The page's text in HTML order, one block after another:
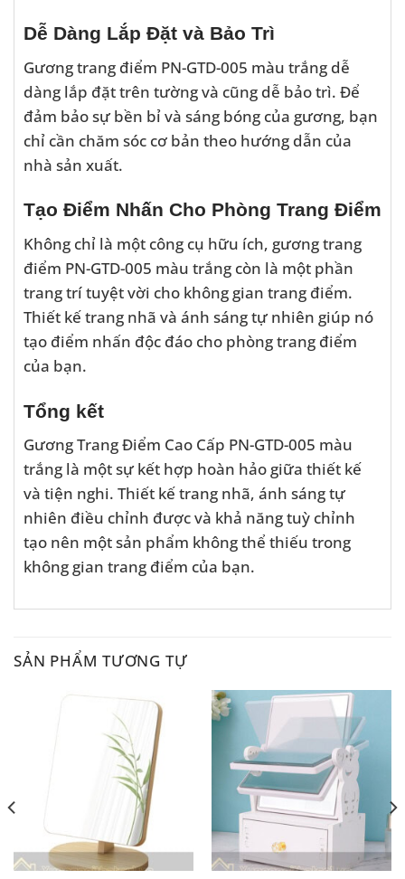
Dễ Dàng Lắp Đặt và Bảo Trì
Gương trang điểm PN-GTD-005 màu trắng dễ
dàng lắp đặt trên tường và cũng dễ bảo trì. Để
đảm bảo sự bền bỉ và sáng bóng của gương, bạn
chỉ cần chăm sóc cơ bản theo hướng dẫn của
nhà sản xuất.
Tạo Điểm Nhấn Cho Phòng Trang Điểm
Không chỉ là một công cụ hữu ích, gương trang
điểm PN-GTD-005 màu trắng còn là một phần
trang trí tuyệt vời cho không gian trang điểm.
Thiết kế trang nhã và ánh sáng tự nhiên giúp nó
tạo điểm nhấn độc đáo cho phòng trang điểm
của bạn.
Tổng kết
Gương Trang Điểm Cao Cấp PN-GTD-005 màu
trắng là một sự kết hợp hoàn hảo giữa thiết kế
và tiện nghi. Thiết kế trang nhã, ánh sáng tự
nhiên điều chỉnh được và khả năng tuỳ chỉnh
tạo nên một sản phẩm không thể thiếu trong
không gian trang điểm của bạn.
SẢN PHẨM TƯƠNG TỰ